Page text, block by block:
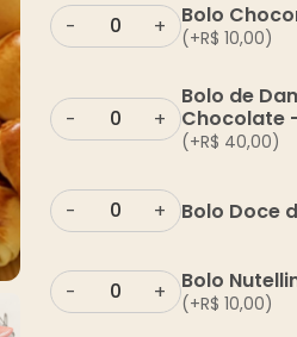
- + Bolo
(+R$ 10,00)
- +
Bolo de
Chocolate
(+R$ 40,00)
- + Bolo Doce
- + Bolo
(+R$ 10,00)